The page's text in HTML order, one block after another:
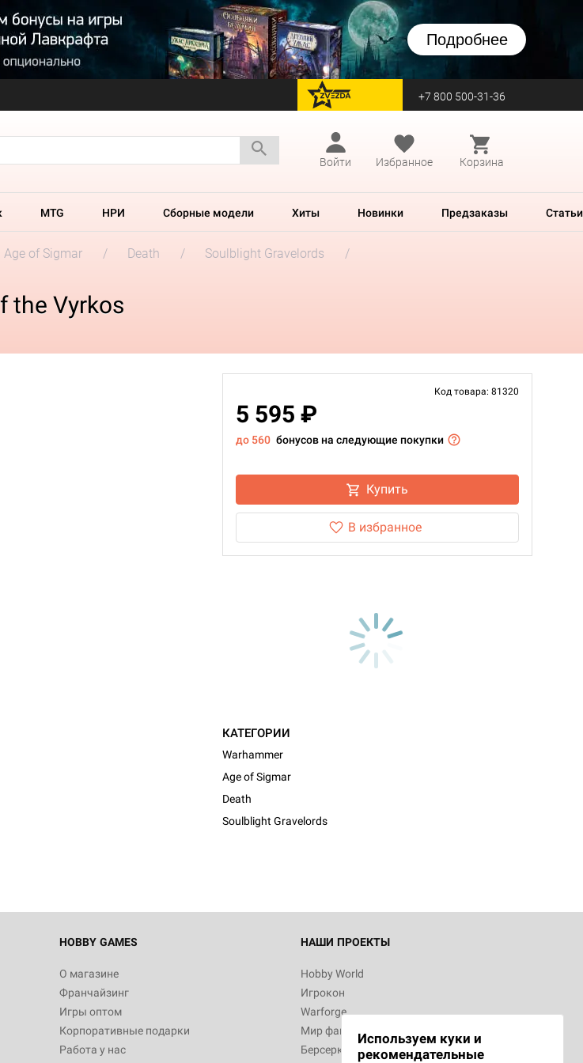
Подробнее
перейти на Zvezda +7 800 500-31-36
Войти
Избранное Корзина
MTG НРИ Сборные модели Хиты Новинки Предзаказы Статьи
Age of Sigmar Death
Soulblight Gravelords
the Vyrkos
Код товара: 81320
5 595 ₽
до 560 бонусов на следующие покупки
Купить
В избранное
КАТЕГОРИИ
Warhammer
Age of Sigmar
Death
Soulblight Gravelords
HOBBY GAMES
О магазине
Франчайзинг
Игры оптом
Корпоративные подарки
Работа у нас
НАШИ ПРОЕКТЫ
Hobby World
Игрокон
Warforge
Мир фантастики
Берсерк
Используем куки и
рекомендательные
Настольная игра Hobby World Журнал
"Мир фантастики. Спецвыпуск: Братья
империи: Боевая тревога
799
Настольная игра Hobby World Сумерки
империи. Четвёртая редакция: Грозовой
Рубеж
12 990